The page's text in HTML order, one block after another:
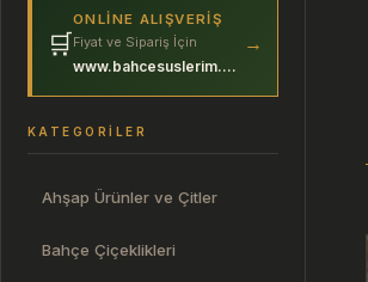
🛒
ONLINE ALIŞVERIŞ
Fiyat ve Sipariş İçin
www.bahcesuslerim.com
→
KATEGORILER
Ahşap Ürünler ve Çitler
Bahçe Çiçeklikleri